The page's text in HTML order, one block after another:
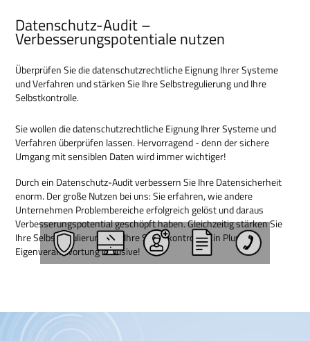
Datenschutz-Audit –
Verbesserungspotentiale nutzen
Überprüfen Sie die datenschutzrechtliche Eignung Ihrer Systeme
und Verfahren und stärken Sie Ihre Selbstregulierung und Ihre
Selbstkontrolle.
Sie wollen die datenschutzrechtliche Eignung Ihrer Systeme und
Verfahren überprüfen lassen. Hervorragend - denn der sichere
Umgang mit sensiblen Daten wird immer wichtiger!
Durch ein Datenschutz-Audit verbessern Sie Ihre Datensicherheit
enorm. Der große Nutzen bei uns: Sie erfahren, wie andere
Unternehmen Problembereiche erfolgreich gelöst und daraus
Verbesserungspotential geschöpft haben. Gleichzeitig stärken Sie
Ihre Selbstregulierung und Ihre Selbstkontrolle. Ein Plus an
Eigenverantwortung inklusive!